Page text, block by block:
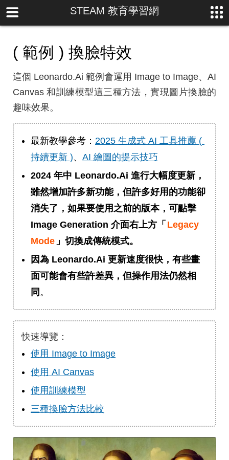
STEAM 教育學習網
( 範例 ) 換臉特效
這個 Leonardo.Ai 範例會運用 Image to Image、AI
Canvas 和訓練模型這三種方法，實現圖片換臉的
趣味效果。
最新教學參考： 2025 生成式 AI 工具推薦 (
持續更新 )、 AI 繪圖的提示技巧
2024 年中 Leonardo.Ai 進行大幅度更新，
雖然增加許多新功能，但許多好用的功能卻
消失了，如果要使用之前的版本，可點擊
Image Generation 介面右上方「 Legacy
Mode 」切換成傳統模式。
因為 Leonardo.Ai 更新速度很快，有些畫
面可能會有些許差異，但操作用法仍然相
同 。
快速導覽：
使用 Image to Image
使用 AI Canvas
使用訓練模型
三種換臉方法比較